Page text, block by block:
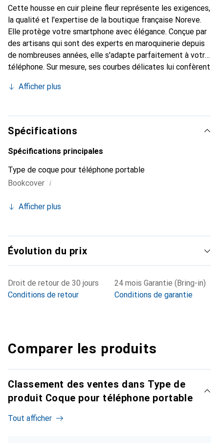
Cette housse en cuir pleine fleur représente les exigences,
la qualité et l'expertise de la boutique française Noreve.
Elle protège votre smartphone avec élégance. Conçue par
des artisans qui sont des experts en maroquinerie depuis
de nombreuses années, elle s'adapte parfaitement à votre
téléphone. Sur mesure, ses courbes délicates lui confèrent
chic et indispensable pour votre smartphone.
qualité, la marque Noreve est un choix sûr pour une
clientèle exigeante.
Afficher plus
Spécifications
Spécifications principales
Type de coque pour téléphone portable
Bookcover i
Afficher plus
Évolution du prix
Droit de retour de 30 jours
Conditions de retour
24 mois Garantie (Bring-in)
Conditions de garantie
Comparer les produits
Classement des ventes dans Type de
produit Coque pour téléphone portable
Tout afficher